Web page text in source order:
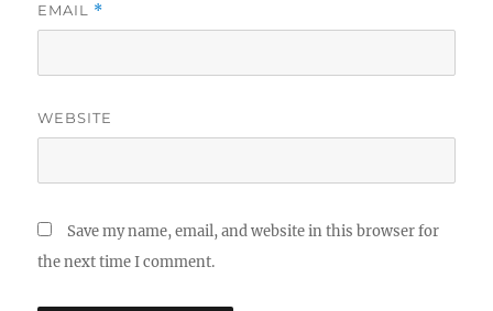
EMAIL *
WEBSITE
Save my name, email, and website in this browser for
the next time I comment.